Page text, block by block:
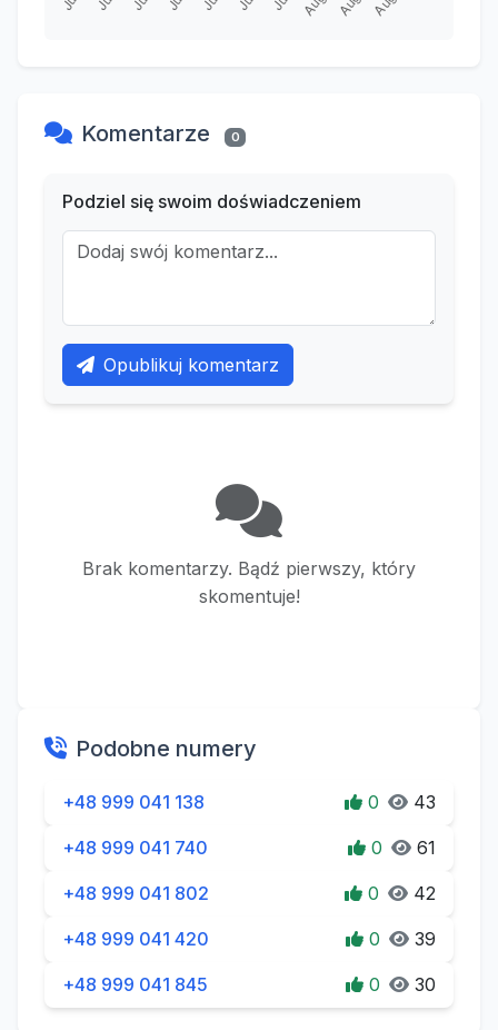
Komentarze 0
Podziel się swoim doświadczeniem
Opublikuj komentarz
Brak komentarzy. Bądź pierwszy, który
skomentuje!
Podobne numery
+48 999 041 138 0 43
+48 999 041 740 0 61
+48 999 041 802 0 42
+48 999 041 420 0 39
+48 999 041 845 0 30